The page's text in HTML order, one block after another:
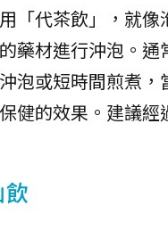
「代茶飲」，就像
藥材進行沖泡。通
泡或短時間煎煮，
健的效果。建議經